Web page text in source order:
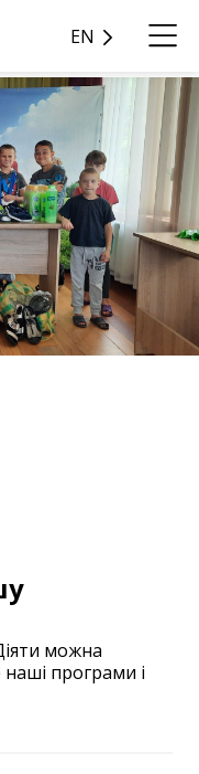
EN
можна
програми і